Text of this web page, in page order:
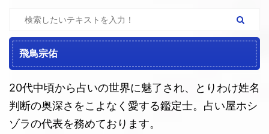
飛鳥宗佑
20代中頃から占いの世界に魅了され、とりわけ姓名
判断の奥深さをこよなく愛する鑑定士。占い屋ホシ
ゾラの代表を務めております。